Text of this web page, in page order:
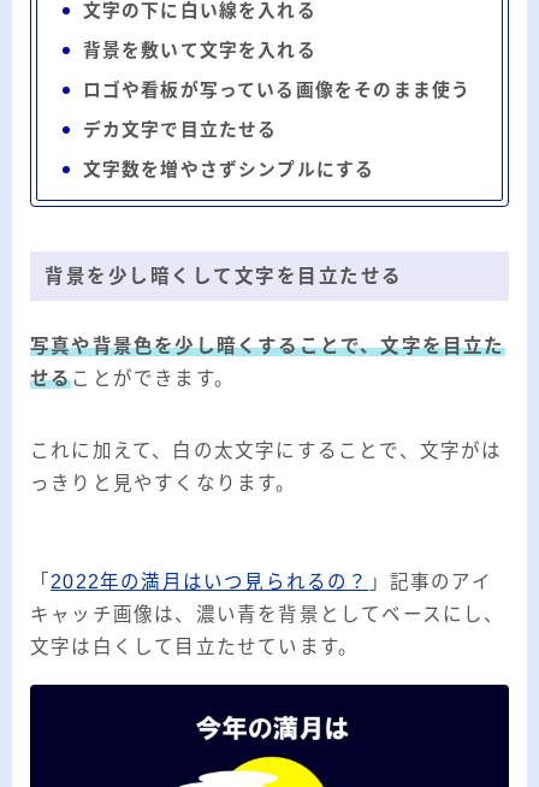
文字の下に白い線を入れる
背景を敷いて文字を入れる
ロゴや看板が写っている画像をそのまま使う
デカ文字で目立たせる
文字数を増やさずシンプルにする
背景を少し暗くして文字を目立たせる
写真や背景色を少し暗くすることで、文字を目立た
せることができます。
これに加えて、白の太文字にすることで、文字がは
っきりと見やすくなります。
「 2022年の満月はいつ見られるの？ 」記事のアイ
キャッチ画像は、濃い青を背景としてベースにし、
文字は白くして目立たせています。